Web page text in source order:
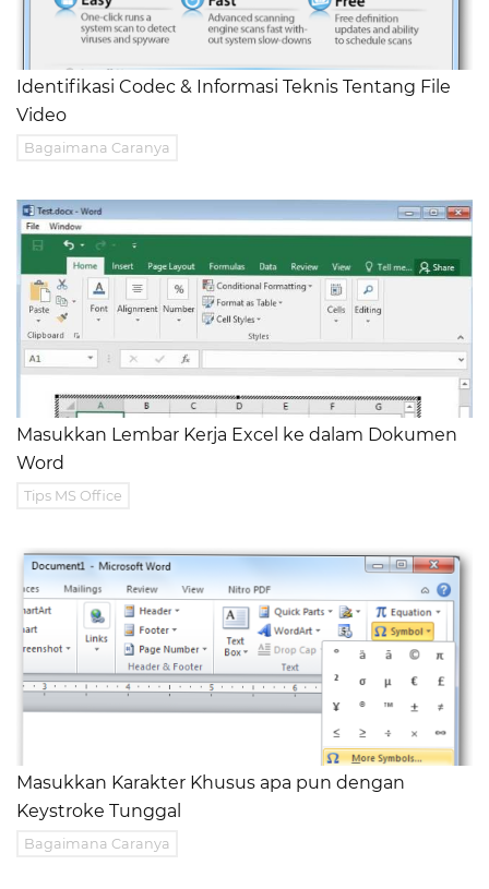
Identifikasi Codec & Informasi Teknis Tentang File
Video
Bagaimana Caranya
Masukkan Lembar Kerja Excel ke dalam Dokumen
Word
Tips MS Office
Masukkan Karakter Khusus apa pun dengan
Keystroke Tunggal
Bagaimana Caranya